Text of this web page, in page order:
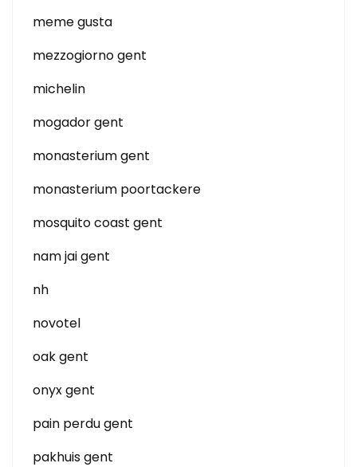
meme gusta
mezzogiorno gent
michelin
mogador gent
monasterium gent
monasterium poortackere
mosquito coast gent
nam jai gent
nh
novotel
oak gent
onyx gent
pain perdu gent
pakhuis gent